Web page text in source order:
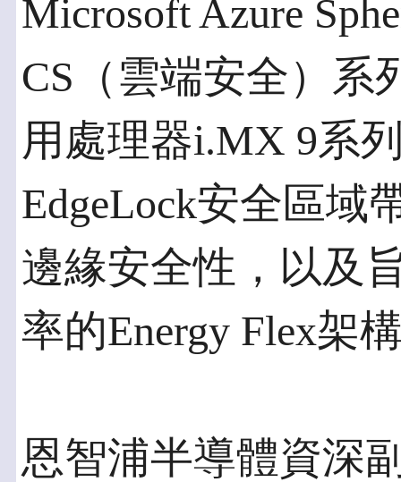
Microsoft Azure
CS（雲端安全）系
用處理器i.MX 9系
EdgeLock安全區域
邊緣安全性，以及
率的Energy Flex架
恩智浦半導體資深